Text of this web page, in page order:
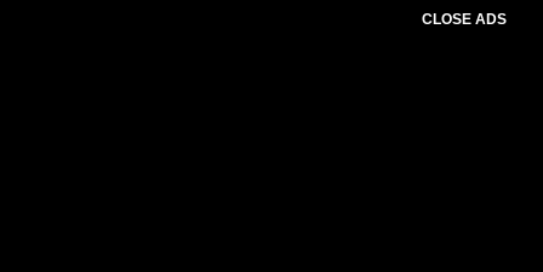
CLOSE ADS